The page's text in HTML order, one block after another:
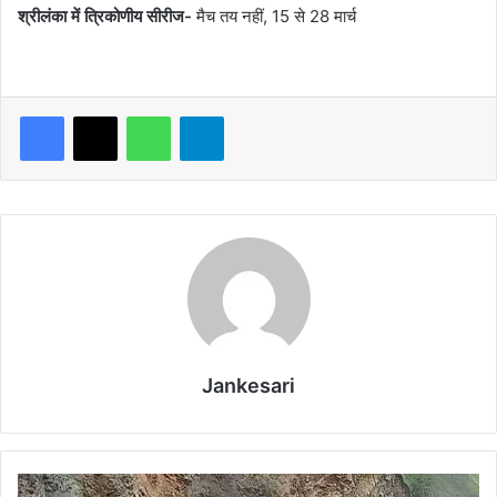
श्रीलंका में त्रिकोणीय सीरीज- मैच तय नहीं, 15 से 28 मार्च
Jankesari
उ